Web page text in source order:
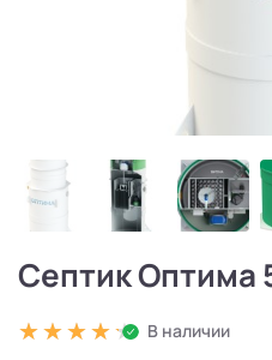
Септик Оптима
В наличии